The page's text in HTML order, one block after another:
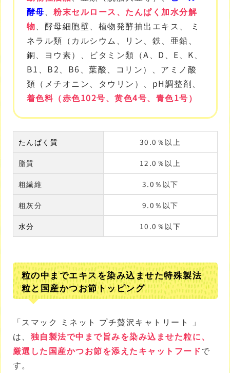
酵母、 粉末セルロース、たんぱく加水分解
物、酵母細胞壁、植物発酵抽出エキス、 ミ
ネラル類（カルシウム、リン、鉄、亜鉛、
銅、ヨウ素）、ビタミン類（A、D、E、K、
B1、B2、B6、葉酸、コリン）、アミノ酸
類（メチオニン、タウリン）、pH調整剤、
着色料（赤色102号、黄色4号、青色1号）
たんぱく質 30.0％以上
脂質 12.0％以上
粗繊維 3.0％以下
粗灰分 9.0％以下
水分 10.0％以下
粒の中までエキスを染み込ませた特殊製法
粒と国産かつお節トッピング
「スマック ミネット プチ贅沢キャトリート 」
は、 独自製法で中まで旨みを染み込ませた粒に、
厳選した国産かつお節を添えたキャットフードで
す。